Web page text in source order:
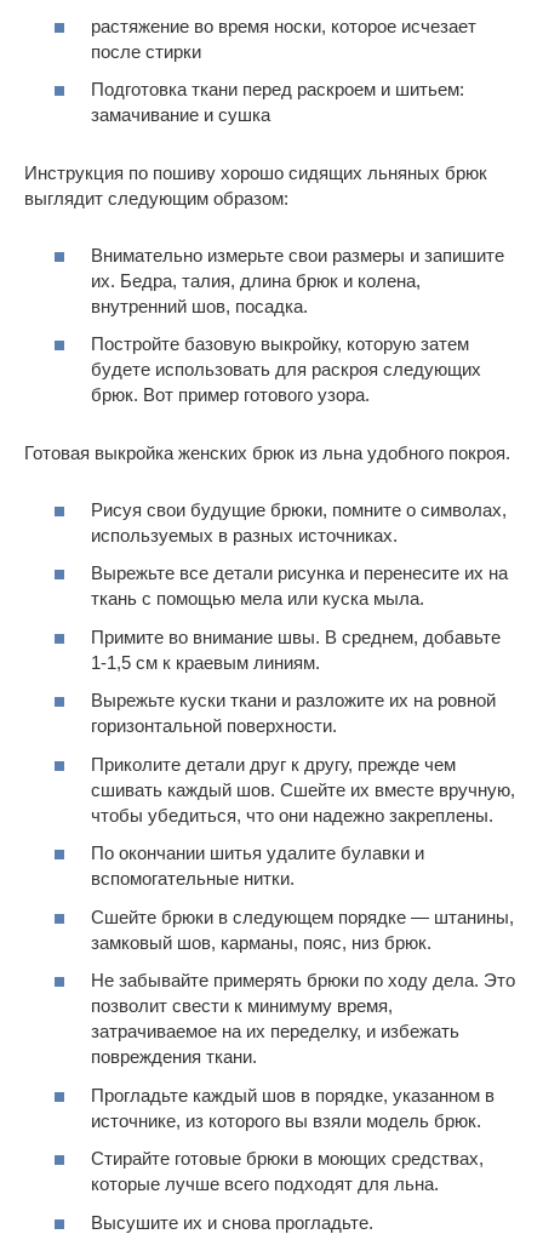
растяжение во время носки, которое исчезает
после стирки
Подготовка ткани перед раскроем и шитьем:
замачивание и сушка
Инструкция по пошиву хорошо сидящих льняных брюк
выглядит следующим образом:
Внимательно измерьте свои размеры и запишите
их. Бедра, талия, длина брюк и колена,
внутренний шов, посадка.
Постройте базовую выкройку, которую затем
будете использовать для раскроя следующих
брюк. Вот пример готового узора.
Готовая выкройка женских брюк из льна удобного покроя.
Рисуя свои будущие брюки, помните о символах,
используемых в разных источниках.
Вырежьте все детали рисунка и перенесите их на
ткань с помощью мела или куска мыла.
Примите во внимание швы. В среднем, добавьте
1-1,5 см к краевым линиям.
Вырежьте куски ткани и разложите их на ровной
горизонтальной поверхности.
Приколите детали друг к другу, прежде чем
сшивать каждый шов. Сшейте их вместе вручную,
чтобы убедиться, что они надежно закреплены.
По окончании шитья удалите булавки и
вспомогательные нитки.
Сшейте брюки в следующем порядке — штанины,
замковый шов, карманы, пояс, низ брюк.
Не забывайте примерять брюки по ходу дела. Это
позволит свести к минимуму время,
затрачиваемое на их переделку, и избежать
повреждения ткани.
Прогладьте каждый шов в порядке, указанном в
источнике, из которого вы взяли модель брюк.
Стирайте готовые брюки в моющих средствах,
которые лучше всего подходят для льна.
Высушите их и снова прогладьте.